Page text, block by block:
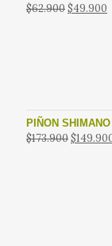
$62.900El
$49.900
PIÑON
$173.900El
$